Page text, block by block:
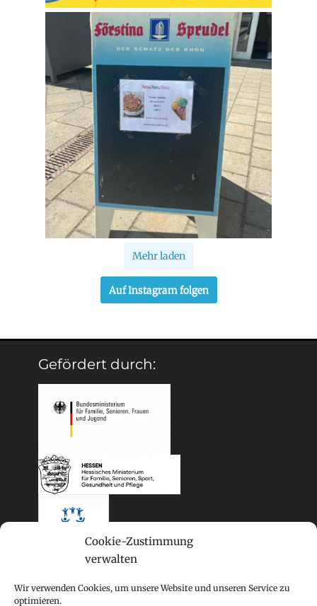
Cookie-Zustimmung
verwalten
Wir verwenden Cookies, um unsere Website und unseren Service zu
optimieren.
Mehr laden
Auf Instagram folgen
Gefördert durch: